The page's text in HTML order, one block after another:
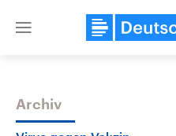
Close
Themen
Archiv